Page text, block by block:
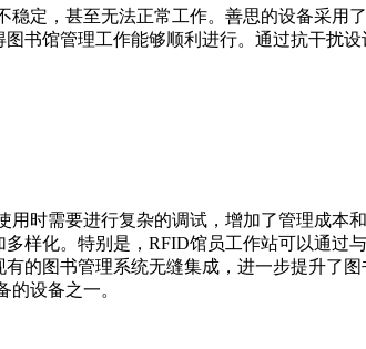
稳定，甚至无法正常工作。善思的设备采
书馆管理工作能够顺利进行。通过抗干扰
时需要进行复杂的调试，增加了管理成本
样化。特别是，RFID馆员工作站可以通
的图书管理系统无缝集成，进一步提升了
设备之一。